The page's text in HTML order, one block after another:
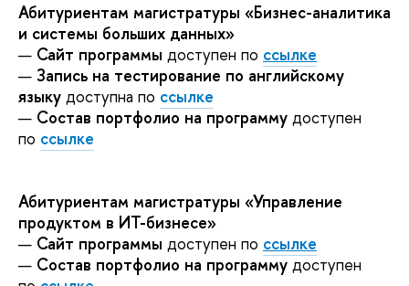
Абитуриентам магистратуры «Бизнес-аналитика
и системы больших данных»
— Сайт программы доступен по ссылке
— Запись на тестирование по английскому
языку доступна по ссылке
— Состав портфолио на программу доступен
по ссылке
Абитуриентам магистратуры «Управление
продуктом в ИТ-бизнесе»
— Сайт программы доступен по ссылке
— Состав портфолио на программу доступен